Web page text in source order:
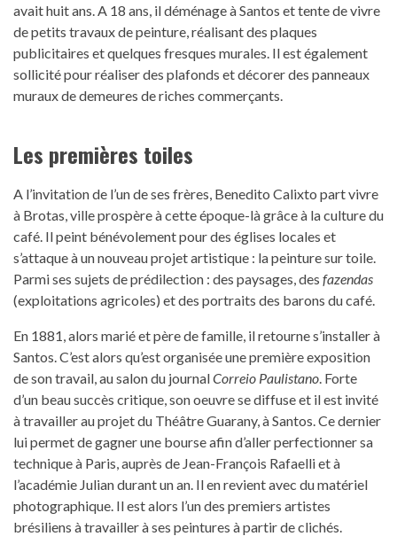
avait huit ans. A 18 ans, il déménage à Santos et tente de vivre
de petits travaux de peinture, réalisant des plaques
publicitaires et quelques fresques murales. Il est également
sollicité pour réaliser des plafonds et décorer des panneaux
muraux de demeures de riches commerçants.
Les premières toiles
A l’invitation de l’un de ses frères, Benedito Calixto part vivre
à Brotas, ville prospère à cette époque-là grâce à la culture du
café. Il peint bénévolement pour des églises locales et
s’attaque à un nouveau projet artistique : la peinture sur toile.
Parmi ses sujets de prédilection : des paysages, des fazendas
(exploitations agricoles) et des portraits des barons du café.
En 1881, alors marié et père de famille, il retourne s’installer à
Santos. C’est alors qu’est organisée une première exposition
de son travail, au salon du journalCorreio Paulistano. Forte
d’un beau succès critique, son oeuvre se diffuse et il est invité
à travailler au projet du Théâtre Guarany, à Santos. Ce dernier
lui permet de gagner une bourse afin d’aller perfectionner sa
technique à Paris, auprès de Jean-François Rafaelli et à
l’académie Julian durant un an. Il en revient avec du matériel
photographique. Il est alors l’un des premiers artistes
brésiliens à travailler à ses peintures à partir de clichés.